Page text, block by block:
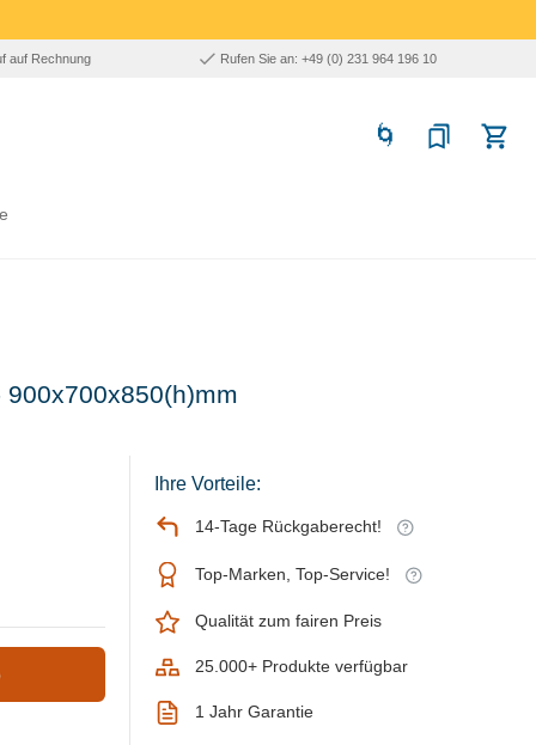
auf Rechnung Rufen Sie an: +49 (0) 231 964 196 10
Ihre Vorteile:
14-Tage Rückgaberecht!
Top-Marken, Top-Service!
Qualität zum fairen Preis
25.000+ Produkte verfügbar
1 Jahr Garantie